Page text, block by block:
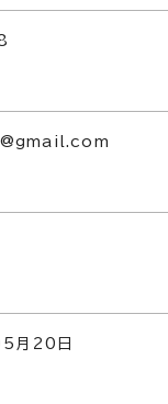
5月20日